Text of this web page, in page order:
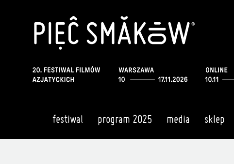
festiwal program 2025 media sklep